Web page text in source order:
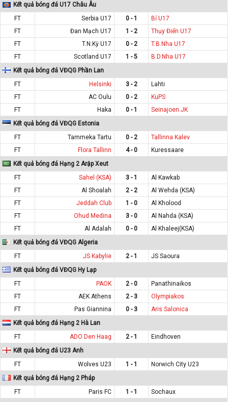
Kết quả bóng đá U17 Châu Âu
FT
Serbia U17 0 - 1
Bỉ U17
FT
Đan Mạch U17 1 - 2
Thụy Điển U17
FT
T.N.Kỳ U17 0 - 2
T.B.Nha U17
FT
Scotland U17 1 - 5
B.D.Nha U17
Kết quả bóng đá VĐQG Phần Lan
FT
Helsinki 3 - 2
Lahti
FT
AC Oulu 0 - 2
KuPS
FT
Haka 0 - 1
Seinajoen JK
Kết quả bóng đá VĐQG Estonia
FT
Tammeka Tartu 0 - 2
Tallinna Kalev
FT
Flora Tallinn 4 - 0
Kuressaare
Kết quả bóng đá Hạng 2 Arập Xeut
FT
Sahel (KSA) 3 - 1
Al Kawkab
FT
Al Shoalah 2 - 2
Al Wehda (KSA)
FT
Jeddah Club 1 - 0
Al Kholood
FT
Ohud Medina 3 - 0
Al Nahda (KSA)
FT
Al Adalah 0 - 0
Al Khaleej(KSA)
Kết quả bóng đá VĐQG Algeria
FT
JS Kabylie 2 - 1
JS Saoura
Kết quả bóng đá VĐQG Hy Lạp
FT
PAOK 2 - 0
Panathinaikos
FT
AEK Athens 2 - 3
Olympiakos
FT
Pas Giannina 0 - 3
Aris Salonica
Kết quả bóng đá Hạng 2 Hà Lan
FT
ADO Den Haag 2 - 1
Eindhoven
Kết quả bóng đá U23 Anh
FT
Wolves U23 1 - 1
Norwich City U23
Kết quả bóng đá Hạng 2 Pháp
FT
Paris FC 1 - 1
Sochaux